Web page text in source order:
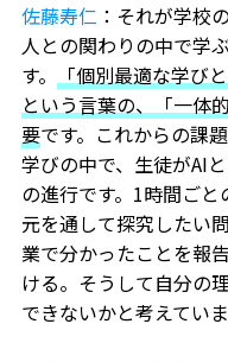
佐藤寿仁 ：それが学校
人との関わりの中で学
す。
「個別最適な学び
という言葉の、「一体
要です。これからの課
学びの中で、生徒がAI
の進行です。1時間ご
元を通して探究したい
業で分かったことを報
ける。そうして自分の
できないかと考えていま